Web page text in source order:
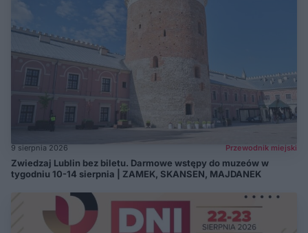
9 sierpnia 2026 Przewodnik miejski
Zwiedzaj Lublin bez biletu. Darmowe wstępy do muzeów w
tygodniu 10-14 sierpnia | ZAMEK, SKANSEN, MAJDANEK